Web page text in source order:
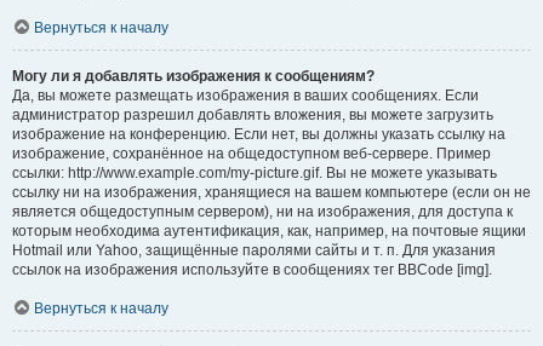
Вернуться к началу
Могу ли я добавлять изображения к сообщениям?
Да, вы можете размещать изображения в ваших сообщениях. Если
администратор разрешил добавлять вложения, вы можете загрузить
изображение на конференцию. Если нет, вы должны указать ссылку на
изображение, сохранённое на общедоступном веб-сервере. Пример
ссылки: http://www.example.com/my-picture.gif. Вы не можете указывать
ссылку ни на изображения, хранящиеся на вашем компьютере (если он не
является общедоступным сервером), ни на изображения, для доступа к
которым необходима аутентификация, как, например, на почтовые ящики
Hotmail или Yahoo, защищённые паролями сайты и т. п. Для указания
ссылок на изображения используйте в сообщениях тег BBCode [img].
Вернуться к началу